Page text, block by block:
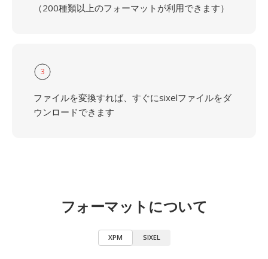
（200種類以上のフォーマットが利用できます）
3
ファイルを変換すれば、すぐにsixelファイルをダ
ウンロードできます
フォーマットについて
XPM SIXEL